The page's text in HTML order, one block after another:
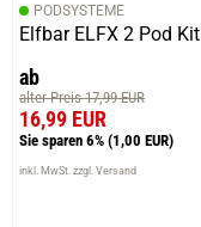
PODSYSTEME
Elfbar ELFX 2 Pod Kit
ab
alter Preis 17,99 EUR
16,99 EUR
Sie sparen 6% (1,00 EUR)
inkl. MwSt. zzgl. Versand